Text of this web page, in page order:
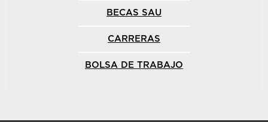
BECAS SAU
CARRERAS
BOLSA DE TRABAJO